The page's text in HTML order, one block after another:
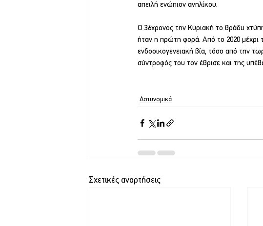
απειλή ενώπιον ανηλίκου.
Ο 36χρονος την Κυριακή το βράδυ
ήταν η πρώτη φορά. Από το 2020 μέχρι
ενδοοικογενειακή βία, τόσο από την
σύντροφός του τον έβρισε και της
Αστυνομικά
Σχετικές αναρτήσεις